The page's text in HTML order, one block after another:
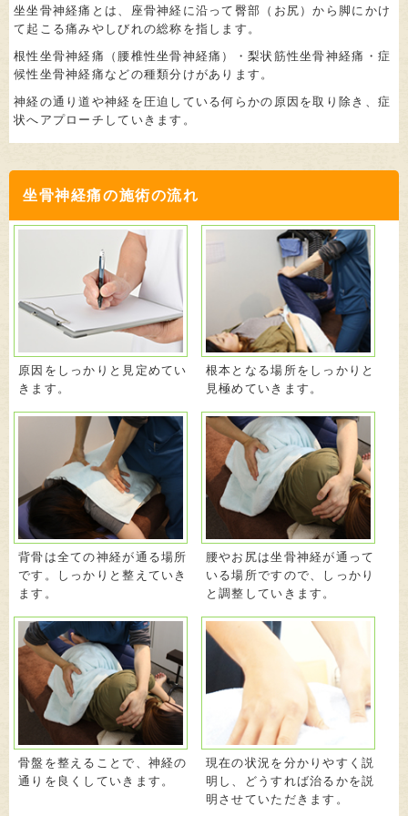
坐坐骨神経痛とは、座骨神経に沿って臀部（お尻）から脚にかけ
て起こる痛みやしびれの総称を指します。
根性坐骨神経痛（腰椎性坐骨神経痛）・梨状筋性坐骨神経痛・症
候性坐骨神経痛などの種類分けがあります。
神経の通り道や神経を圧迫している何らかの原因を取り除き、症
状へアプローチしていきます。
坐骨神経痛の施術の流れ
原因をしっかりと見定めてい
きます。
根本となる場所をしっかりと
見極めていきます。
背骨は全ての神経が通る場所
です。しっかりと整えていき
ます。
腰やお尻は坐骨神経が通って
いる場所ですので、しっかり
と調整していきます。
骨盤を整えることで、神経の
通りを良くしていきます。
現在の状況を分かりやすく説
明し、どうすれば治るかを説
明させていただきます。